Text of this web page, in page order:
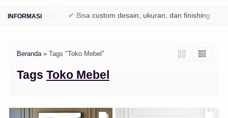
/ Perhutani) ✔ Bisa custom desain, ukuran, dan finishing
Beranda» Tags "Toko Mebel"
Tags Toko Mebel